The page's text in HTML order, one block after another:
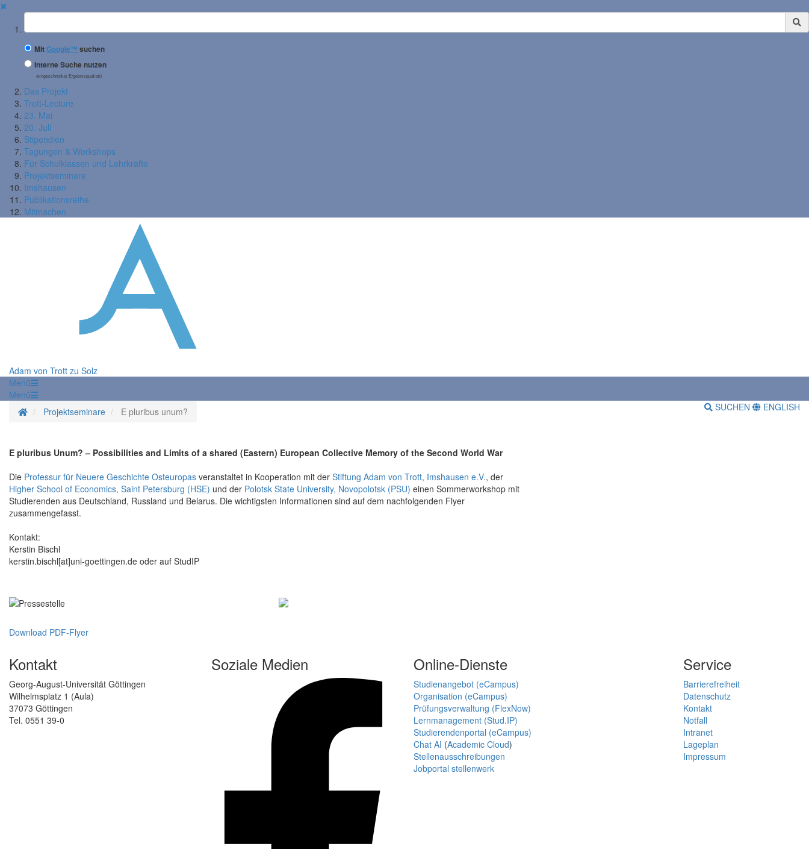
✖
Suchbegriff
MitGoogle™ suchen
Interne Suche nutzen
(eingeschränkte Ergebnisqualität)
Das Projekt
Trott-Lecture
23. Mai
20. Juli
Stipendien
Tagungen & Workshops
Für Schulklassen und Lehrkräfte
Projektseminare
Imshausen
Publikationsreihe
Mitmachen
Adam von Trott zu Solz
Menü
Menü
StartseiteProjektseminare E pluribus unum? SUCHEN ENGLISH
E pluribus Unum? – Possibilities and Limits of a shared (Eastern) European Collective Memory of the Second World War
Die Professur für Neuere Geschichte Osteuropas veranstaltet in Kooperation mit der Stiftung Adam von Trott, Imshausen e.V., der
Higher School of Economics, Saint Petersburg (HSE) und der Polotsk State University, Novopolotsk (PSU) einen Sommerworkshop mit
Studierenden aus Deutschland, Russland und Belarus. Die wichtigsten Informationen sind auf dem nachfolgenden Flyer
zusammengefasst.
Kontakt:
Kerstin Bischl
kerstin.bischl[at]uni-goettingen.de oder auf StudIP
Download PDF-Flyer
Kontakt
Georg-August-Universität Göttingen
Wilhelmsplatz 1 (Aula)
37073 Göttingen
Tel. 0551 39-0
Soziale Medien Online-Dienste
Studienangebot (eCampus)
Organisation (eCampus)
Prüfungsverwaltung (FlexNow)
Lernmanagement (Stud.IP)
Studierendenportal (eCampus)
Chat AI (Academic Cloud)
Stellenausschreibungen
Jobportal stellenwerk
Service
Barrierefreiheit
Datenschutz
Kontakt
Notfall
Intranet
Lageplan
Impressum